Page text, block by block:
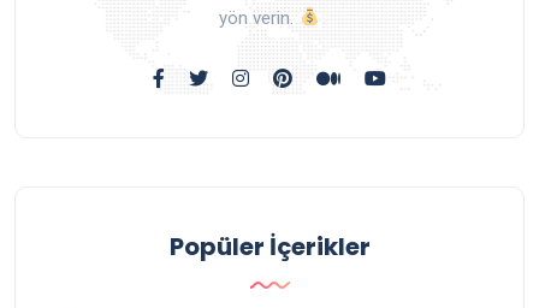
yön verin.
Popüler İçerikler